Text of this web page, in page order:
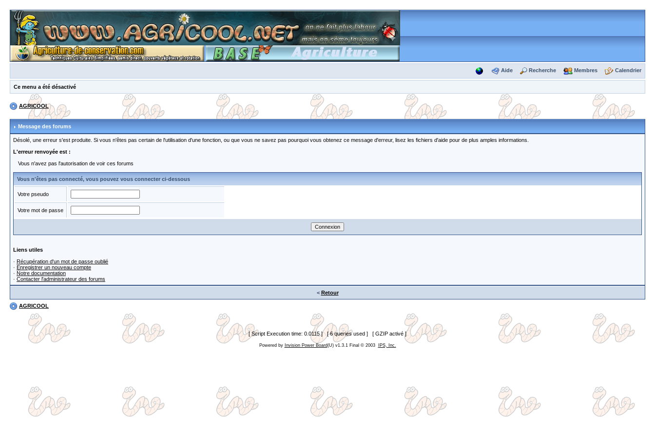
Aide Recherche Membres Calendrier
Ce menu a été désactivé
AGRICOOL
Message des forums
Désolé, une erreur s'est produite. Si vous n'êtes pas certain de l'utilisation d'une fonction, ou que vous ne savez pas pourquoi vous obtenez ce message d'erreur, lisez les fichiers d'aide pour de plus amples informations.
L'erreur renvoyée est :
Vous n'avez pas l'autorisation de voir ces forums
Vous n'êtes pas connecté, vous pouvez vous connecter ci-dessous
Votre pseudo
Votre mot de passe
Liens utiles
· Récupération d'un mot de passe oublié
· Enregistrer un nouveau compte
· Notre documentation
· Contacter l'administrateur des forums
< Retour
AGRICOOL
[ Script Execution time: 0.0115 ] [ 6 queries used ] [ GZIP activé ]
Powered by Invision Power Board(U) v1.3.1 Final © 2003 IPS, Inc.